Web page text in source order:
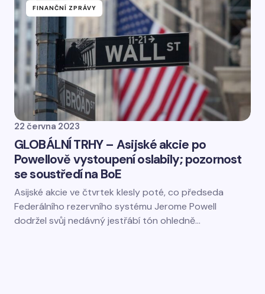
FINANČNÍ ZPRÁVY
22 června 2023
GLOBÁLNÍ TRHY – Asijské akcie po
Powellově vystoupení oslabily; pozornost
se soustředí na BoE
Asijské akcie ve čtvrtek klesly poté, co předseda
Federálního rezervního systému Jerome Powell
dodržel svůj nedávný jestřábí tón ohledně…